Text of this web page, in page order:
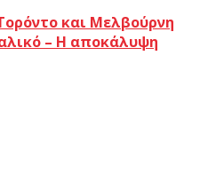
και Μελβούρνη
– Η αποκάλυψη